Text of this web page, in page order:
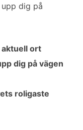
dig på
aktuell ort
dig på vägen
roligaste